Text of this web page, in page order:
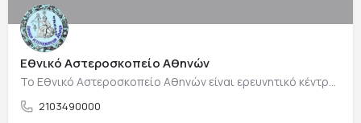
Εθνικό Αστεροσκοπείο Αθηνών
2103490000